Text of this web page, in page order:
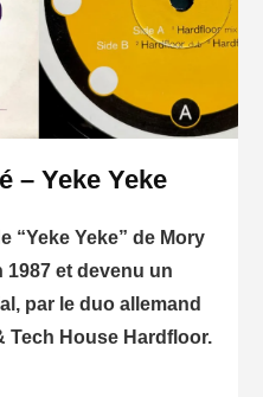
– Yeke Yeke
“Yeke Yeke” de Mory
1987 et devenu un
par le duo allemand
Tech House Hardfloor.